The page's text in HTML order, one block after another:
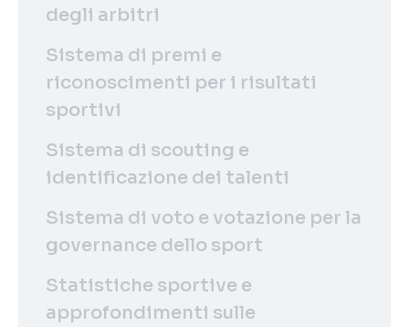
degli arbitri
Sistema di premi e
riconoscimenti per i risultati
sportivi
Sistema di scouting e
identificazione dei talenti
Sistema di voto e votazione per la
governance dello sport
Statistiche sportive e
approfondimenti sulle